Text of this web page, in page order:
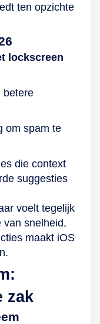
ten opzichte
lockscreen
betere
om spam te
die context
suggesties
voelt tegelijk
van snelheid,
maakt iOS
zak